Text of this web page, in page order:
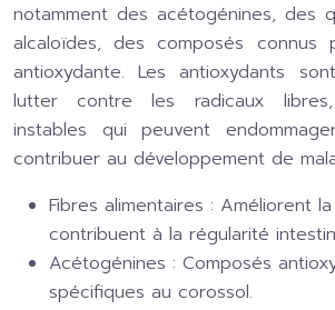
notamment des acétogénines, des
alcaloïdes, des composés connus
antioxydante. Les antioxydants
lutter contre les radicaux
instables qui peuvent
contribuer au développement de
Fibres alimentaires : Améliorent
contribuent à la régularité
Acétogénines : Composés
spécifiques au corossol.